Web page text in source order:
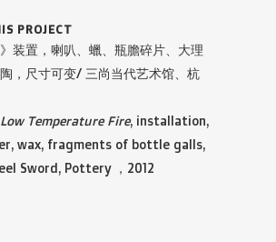
PROJECT
》装置，喇叭、蠟、瓶膽碎片、大理
，尺寸可变/ 三尚当代艺术馆、杭
Temperature Fire, installation,
wax, fragments of bottle galls,
Sword, Pottery ，2012